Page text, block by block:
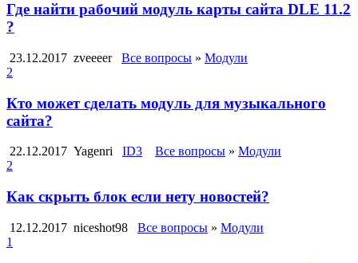
Где найти рабочий модуль карты сайта DLE 11.2
?
23.12.2017 zveeeer Все вопросы » Модули
2
Кто может сделать модуль для музыкального
сайта?
22.12.2017 Yagenri ID3 Все вопросы » Модули
2
Как скрыть блок если нету новостей?
12.12.2017 niceshot98 Все вопросы » Модули
1